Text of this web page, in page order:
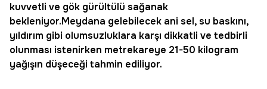
kuvvetli ve gök gürültülü sağanak
bekleniyor.Meydana gelebilecek ani sel, su baskını,
yıldırım gibi olumsuzluklara karşı dikkatli ve tedbirli
olunması istenirken metrekareye 21-50 kilogram
yağışın düşeceği tahmin ediliyor.